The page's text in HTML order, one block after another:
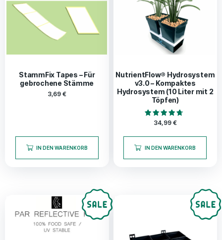
StammFix Tapes – Für
gebrochene Stämme
3,69 €
IN DEN WARENKORB
NutrientFlow® Hydrosystem
v3.0 – Kompaktes
Hydrosystem (10 Liter mit 2
Töpfen)
Bewertet mit
4.50
34,99 €
IN DEN WARENKORB